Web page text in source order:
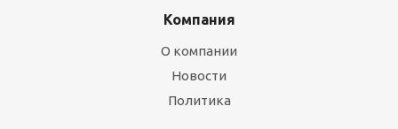
Компания
О компании
Новости
Политика